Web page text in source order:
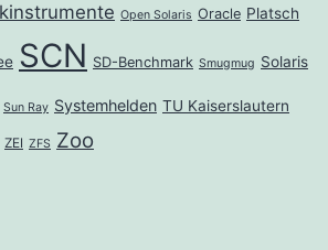
Open Solaris Oracle Platsch
SCN SD-Benchmark Smugmug Solaris
Sun Ray Systemhelden TU Kaiserslautern
ZEI ZFS Zoo